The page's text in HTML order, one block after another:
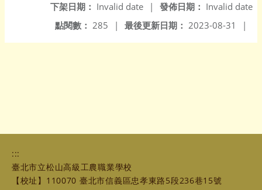
發佈日期： Invalid date
下架日期： Invalid date
|
最後更新日期： 2023-08-31 |
點閱數： 285 |
:::
臺北市立松山高級工農職業學校
【校址】110070 臺北市信義區忠孝東路5段236巷15號